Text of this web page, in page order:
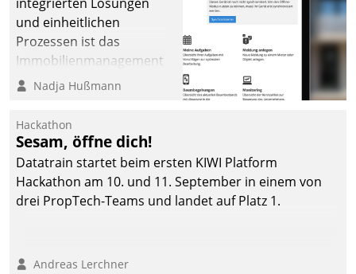
und einheitlichen
Prozessen ist das
Immobilienmanagement
der Bayerischen
Ressort Kapitalanlage für
künftige Aufgaben und
Herausforderungen
gerüstet.
Nadja Hußmann
Hackathon
Sesam, öffne dich!
Datatrain startet beim ersten KIWI Platform
Hackathon am 10. und 11. September in einem von
drei PropTech-Teams und landet auf Platz 1.
Andreas Lerchner